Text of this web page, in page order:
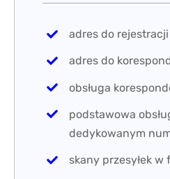
adres do
adres do
obsługa
podstawowa
dedykowanym
skany przesyłek